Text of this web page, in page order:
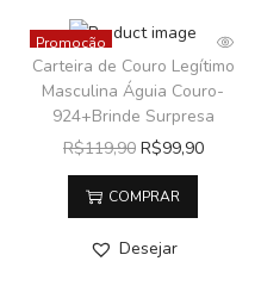
Promoção
Carteira de Couro Legítimo
Masculina Águia Couro-
924+Brinde Surpresa
R$119,90 R$99,90
COMPRAR
Desejar